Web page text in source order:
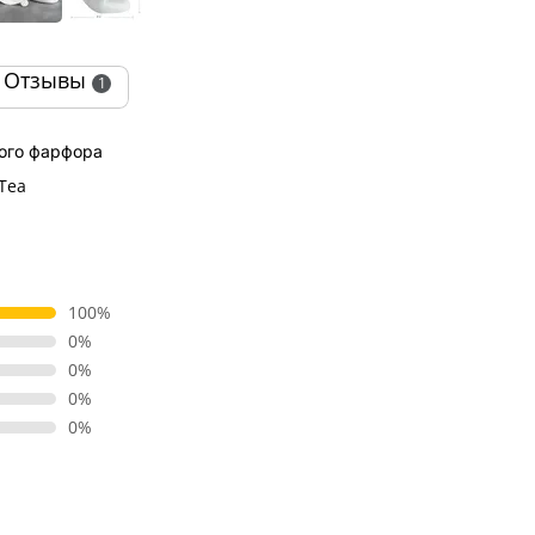
Отзывы 1
фарфора
100%
0%
0%
0%
0%